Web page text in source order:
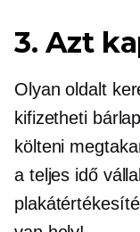
3. Azt
Olyan oldalt
kifizetheti
költeni
a teljes idő